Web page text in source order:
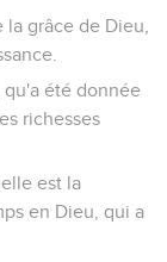
grâce de Dieu,
qu'a été donnée
richesses
est la
en Dieu, qui a